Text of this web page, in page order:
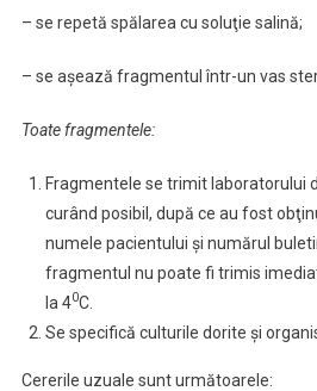
– se repetă spălarea cu soluţie salină;
– se aşează fragmentul într-un vas
Toate fragmentele:
Fragmentele se trimit laboratorului
curând posibil, după ce au fost
numele pacientului şi numărul
fragmentul nu poate fi trimis
la 40C.
Se specifică culturile dorite şi
Cererile uzuale sunt următoarele: